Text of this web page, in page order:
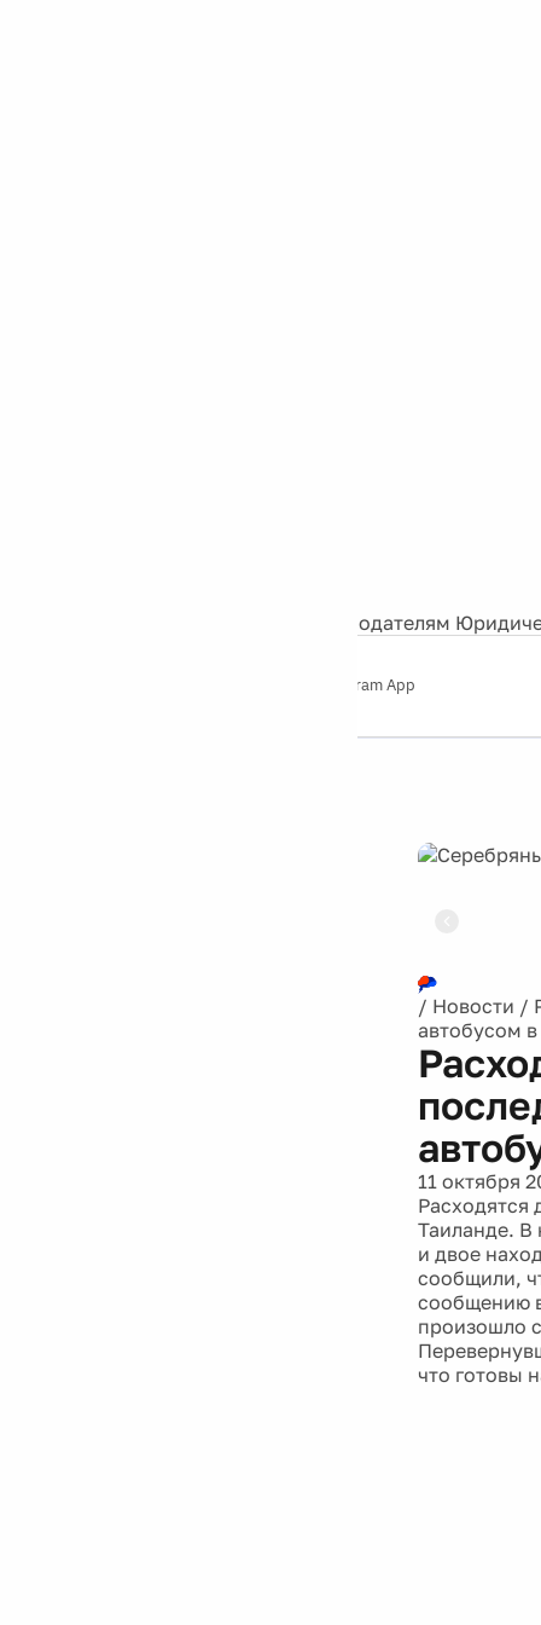
Рекламодателям
Telegram App
/ Новости /
автобусом
11 октября
Расходятся
Таиланде. В
и двое
сообщили,
сообщению
произошло
что готовы